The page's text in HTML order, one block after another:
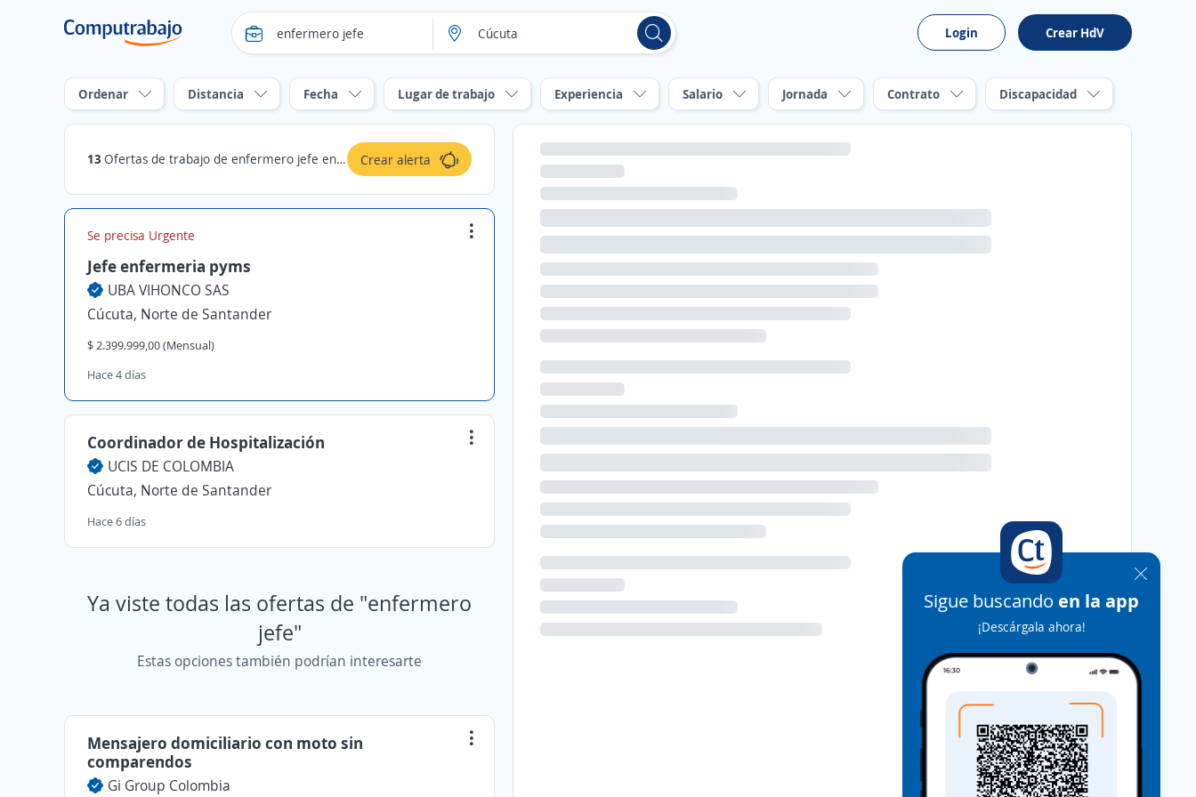
Login Crear HdV
Ordenar Distancia Fecha Lugar de trabajo Experiencia Salario Jornada Contrato Discapacidad
13 Ofertas de trabajo de enfermero jefe en Cúcuta, Norte de Santander Crear alerta
Se precisa Urgente
Jefe enfermeria pyms
UBA VIHONCO SAS
Cúcuta, Norte de Santander
$ 2.399.999,00 (Mensual)
Hace 4 días
Coordinador de Hospitalización
UCIS DE COLOMBIA
Cúcuta, Norte de Santander
Hace 6 días
Ya viste todas las ofertas de "enfermero
jefe"
Estas opciones también podrían interesarte
Mensajero domiciliario con moto sin
comparendos
Gi Group Colombia
Sigue buscando en la app
¡Descárgala ahora!